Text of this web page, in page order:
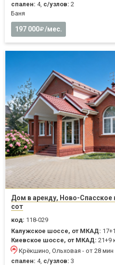
спален: 4, с/узлов: 2
Баня
197 000 /мес.
Дом в аренду, Ново-Спасское
сот
код: 118-029
Калужское шоссе, от МКАД:
Киевское шоссе, от МКАД: 21+9
Крёкшино, Ольховая - от 28 мин
спален: 4, с/узлов: 3